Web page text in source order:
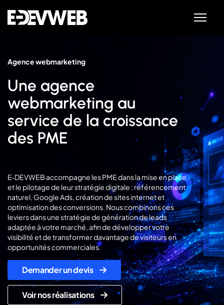
Agence webmarketing
Une agence
webmarketing au
service de la croissance
des PME
E‑DEVWEB accompagne les PME dans la mise en place
et le pilotage de leur stratégie digitale : référencement
naturel, Google Ads, création de sites internet et
optimisation des conversions. Nous combinons ces
leviers dans une stratégie de génération de leads
adaptée à votre marché, afin de développer votre
visibilité et de transformer davantage de visiteurs en
opportunités commerciales.
Demander un devis
Voir nos réalisations